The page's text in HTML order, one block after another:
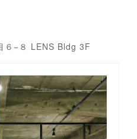
６−８ LENS Bldg 3F